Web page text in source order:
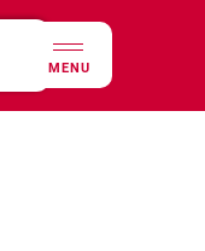
MENU